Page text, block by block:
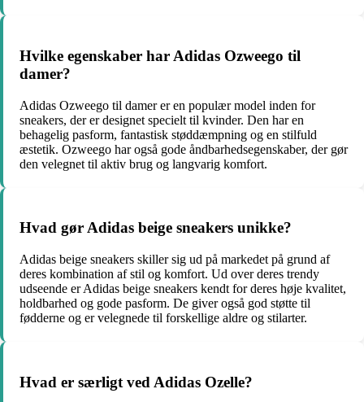
Hvilke egenskaber har Adidas Ozweego til
damer?
Adidas Ozweego til damer er en populær model inden for
sneakers, der er designet specielt til kvinder. Den har en
behagelig pasform, fantastisk støddæmpning og en stilfuld
æstetik. Ozweego har også gode åndbarhedsegenskaber, der gør
den velegnet til aktiv brug og langvarig komfort.
Hvad gør Adidas beige sneakers unikke?
Adidas beige sneakers skiller sig ud på markedet på grund af
deres kombination af stil og komfort. Ud over deres trendy
udseende er Adidas beige sneakers kendt for deres høje kvalitet,
holdbarhed og gode pasform. De giver også god støtte til
fødderne og er velegnede til forskellige aldre og stilarter.
Hvad er særligt ved Adidas Ozelle?